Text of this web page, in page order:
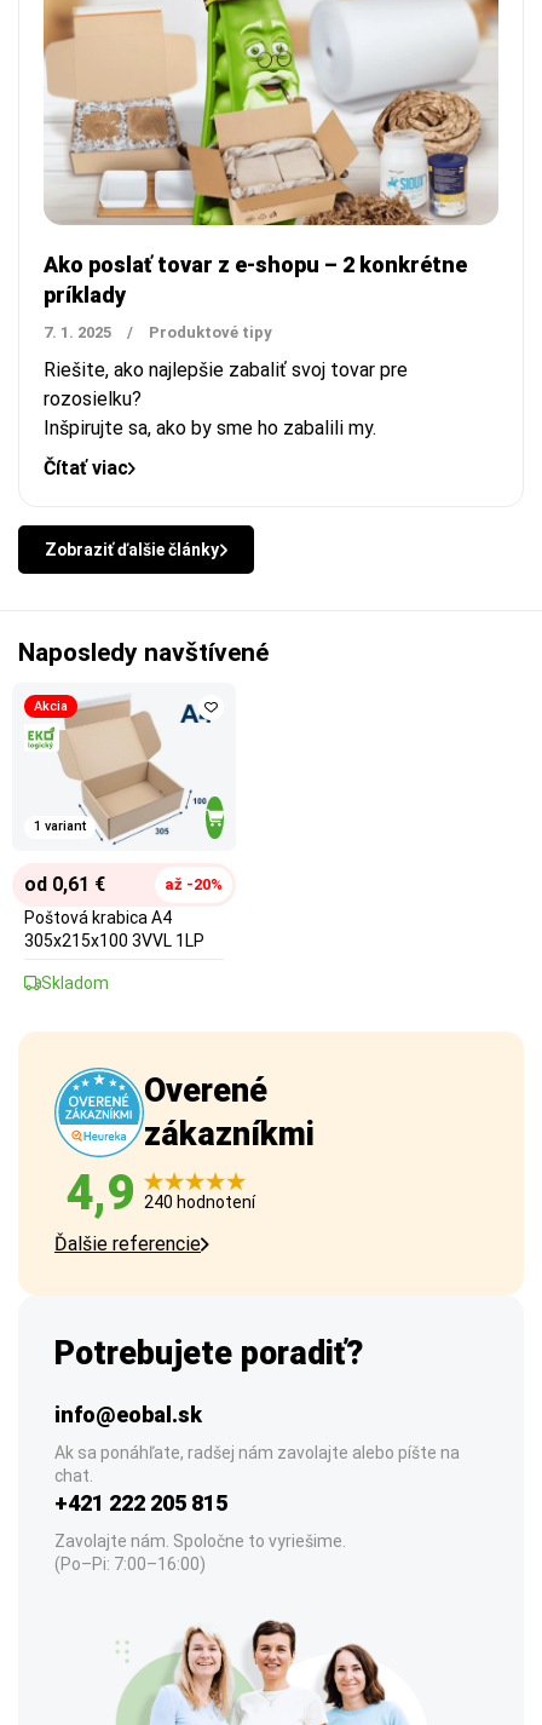
Ako poslať tovar z e-shopu – 2 konkrétne
príklady
7. 1. 2025 / Produktové tipy
Riešite, ako najlepšie zabaliť svoj tovar pre
rozosielku?
Inšpirujte sa, ako by sme ho zabalili my.
Čítať viac
Zobraziť ďalšie články
Naposledy navštívené
Akcia
1 variant
od 0,61 € až -20%
Poštová krabica A4
305x215x100 3VVL 1LP
Skladom
Overené
zákazníkmi
4,9 240 hodnotení
Ďalšie referencie
Potrebujete poradiť?
info@eobal.sk
Ak sa ponáhľate, radšej nám zavolajte alebo píšte na
chat.
+421 222 205 815
Zavolajte nám. Spoločne to vyriešime.
(Po–Pi: 7:00–16:00)